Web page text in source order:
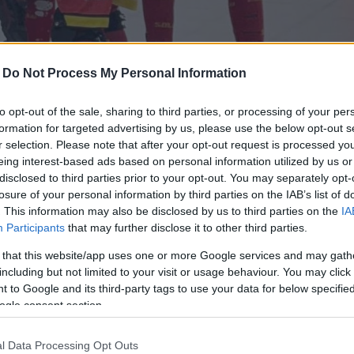
Do Not Process My Personal Information
opt-out of the sale, sharing to third parties, or processing of your
for targeted advertising by us, please use the below opt-out
selection. Please note that after your opt-out request is processed
interest-based ads based on personal information utilized by us
to third parties prior to your opt-out. You may separately
of your personal information by third parties on the IAB’s list of
This information may also be disclosed by us to third parties on the
Participants that may further disclose it to other third parties.
that this website/app uses one or more Google services and may
but not limited to your visit or usage behaviour. You may
to Google and its third-party tags to use your data for below
consent section.
Data Processing Opt Outs
Manlleu
elprimer equip del CEFShan assolit els
guanyar els seus compromisos. El
(3-5) i torna aOK Lligaper la porta gran
el Riudellots (6-2) en un cap de
cella que havia d'anar al País Basc a
equip que s'havia guanyat el respecte
Les coses van començar
gol de Fernando Barea, que va